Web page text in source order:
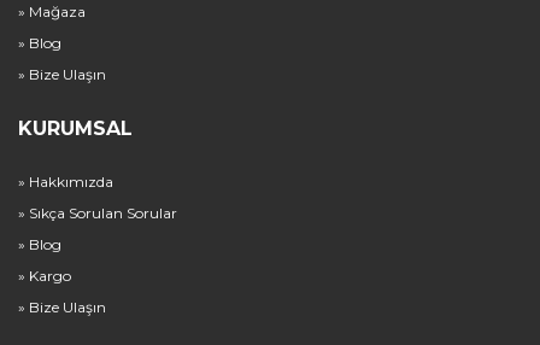
» Mağaza
» Blog
» Bize Ulaşın
KURUMSAL
» Hakkımızda
» Sıkça Sorulan Sorular
» Blog
» Kargo
» Bize Ulaşın